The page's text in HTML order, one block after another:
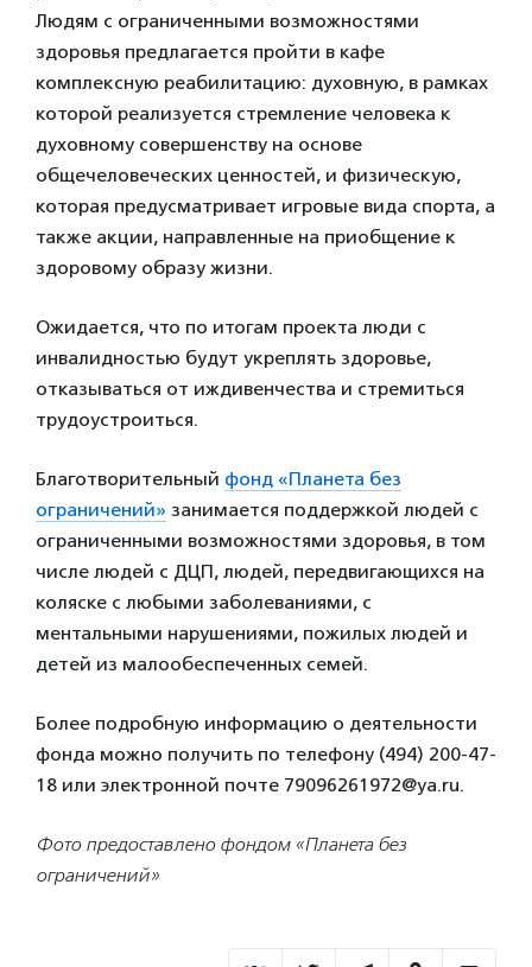
Людям с ограниченными возможностями
здоровья предлагается пройти в кафе
комплексную реабилитацию: духовную, в рамках
которой реализуется стремление человека к
духовному совершенству на основе
общечеловеческих ценностей, и физическую,
которая предусматривает игровые вида спорта, а
также акции, направленные на приобщение к
здоровому образу жизни.
Ожидается, что по итогам проекта люди с
инвалидностью будут укреплять здоровье,
отказываться от иждивенчества и стремиться
трудоустроиться.
Благотворительный фонд «Планета без
ограничений» занимается поддержкой людей с
ограниченными возможностями здоровья, в том
числе людей с ДЦП, людей, передвигающихся на
коляске с любыми заболеваниями, с
ментальными нарушениями, пожилых людей и
детей из малообеспеченных семей.
Более подробную информацию о деятельности
фонда можно получить по телефону (494) 200-47-
18 или электронной почте 79096261972@ya.ru.
Фото предоставлено фондом «Планета без
ограничений»